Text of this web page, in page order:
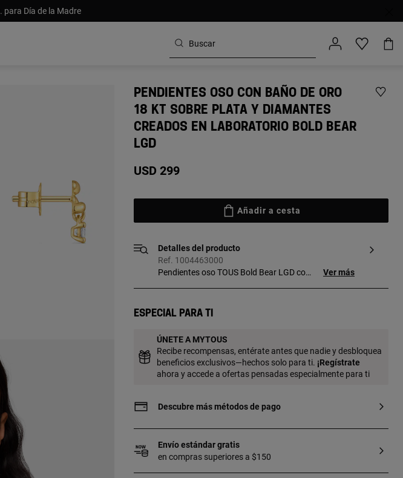
para Día de la Madre
PENDIENTES OSO CON BAÑO DE ORO
18 KT SOBRE PLATA Y DIAMANTES
CREADOS EN LABORATORIO BOLD BEAR
LGD
USD 299
Añadir a cesta
Detalles del producto
Ref. 1004463000
Pendientes oso TOUS Bold Bear LGD con
Calidad diamante: G/VS. Cierre presión.
en laboratorio. Pieza fabricada con plata
de primera ley con baño de oro de 18 a
23 kt y 3 micras de espesor. Esta calidad
garantiza una mayor durabilidad de la
Ver más
Especial para ti
ÚNETE A MYTOUS
Recibe recompensas, entérate antes que nadie y desbloquea
beneficios exclusivos—hechos solo para ti. ¡Regístrate
ahora y accede a ofertas pensadas especialmente para ti
Descubre más métodos de pago
Envío estándar gratis
en compras superiores a $150